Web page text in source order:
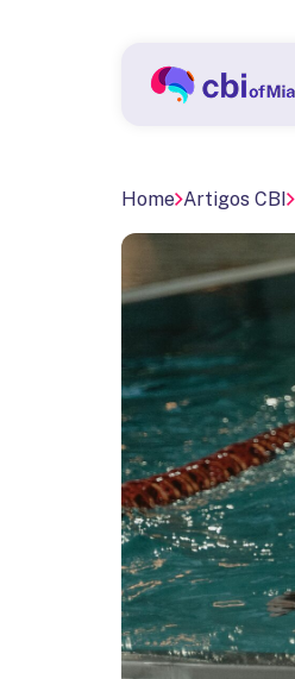
Home Artigos CBI